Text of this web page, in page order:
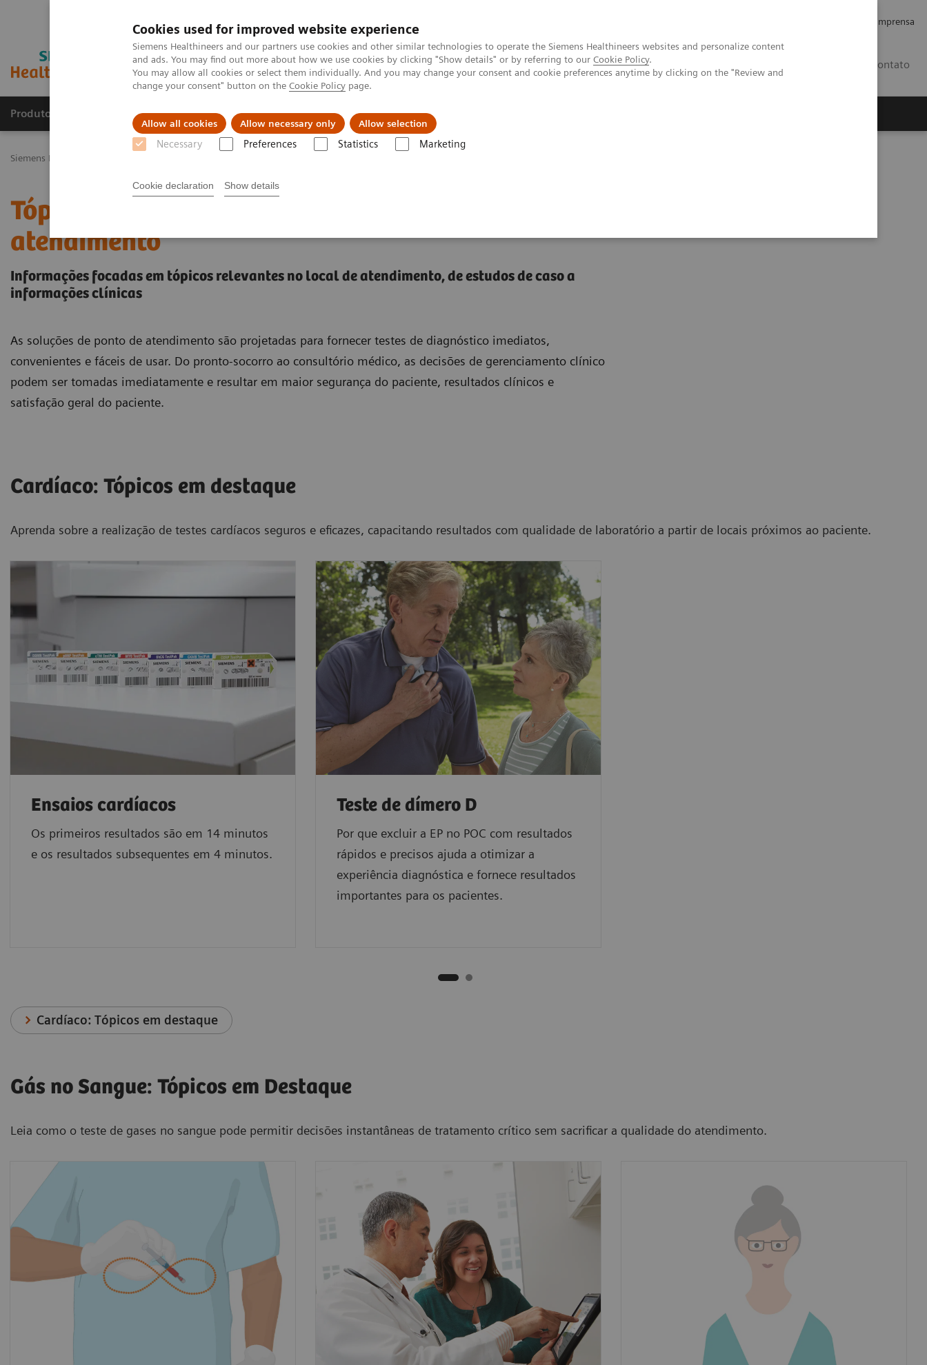
Cookies used for improved website experience
Siemens Healthineers and our partners use cookies and other similar technologies to operate the Siemens Healthineers websites and personalize content
and ads. You may find out more about how we use cookies by clicking "Show details" or by referring to our Cookie Policy.
You may allow all cookies or select them individually. And you may change your consent and cookie preferences anytime by clicking on the "Review and
change your consent" button on the Cookie Policy page.
Allow all cookies Allow necessary only Allow selection
Necessary Preferences Statistics Marketing
Cookie declaration Show details
Imprensa
Contato
Produtos e serviços Especialidades Clínicas e Patologias Serviços de pós-venda
Siemens Healthineers Brasil
Tópicos em destaque em testes no local de
atendimento
Informações focadas em tópicos relevantes no local de atendimento, de estudos de caso a
informações clínicas
As soluções de ponto de atendimento são projetadas para fornecer testes de diagnóstico imediatos,
convenientes e fáceis de usar. Do pronto-socorro ao consultório médico, as decisões de gerenciamento clínico
podem ser tomadas imediatamente e resultar em maior segurança do paciente, resultados clínicos e
satisfação geral do paciente.
Cardíaco: Tópicos em destaque
Aprenda sobre a realização de testes cardíacos seguros e eficazes, capacitando resultados com qualidade de laboratório a partir de locais próximos ao paciente.
Ensaios cardíacos
Os primeiros resultados são em 14 minutos
e os resultados subsequentes em 4 minutos.
Teste de dímero D
Por que excluir a EP no POC com resultados
rápidos e precisos ajuda a otimizar a
experiência diagnóstica e fornece resultados
importantes para os pacientes.
Cardíaco: Tópicos em destaque
Gás no Sangue: Tópicos em Destaque
Leia como o teste de gases no sangue pode permitir decisões instantâneas de tratamento crítico sem sacrificar a qualidade do atendimento.